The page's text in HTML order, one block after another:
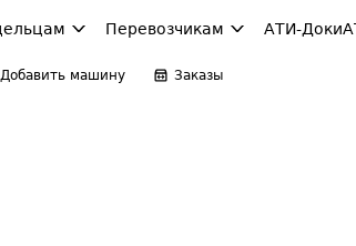
Перевозчикам АТИ-Доки
Добавить машину Заказы